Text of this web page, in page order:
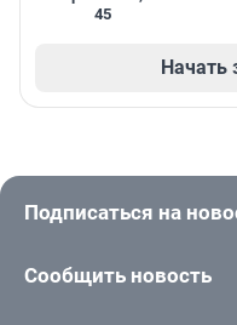
45
Начать
Подписаться на
Сообщить новость